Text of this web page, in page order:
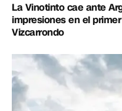
La Vinotinto cae ante
impresiones en el
Vizcarrondo